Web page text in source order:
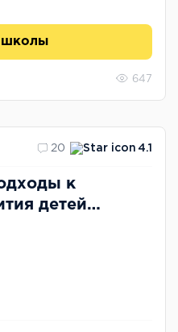
школы
647
20 4.1
к
детей